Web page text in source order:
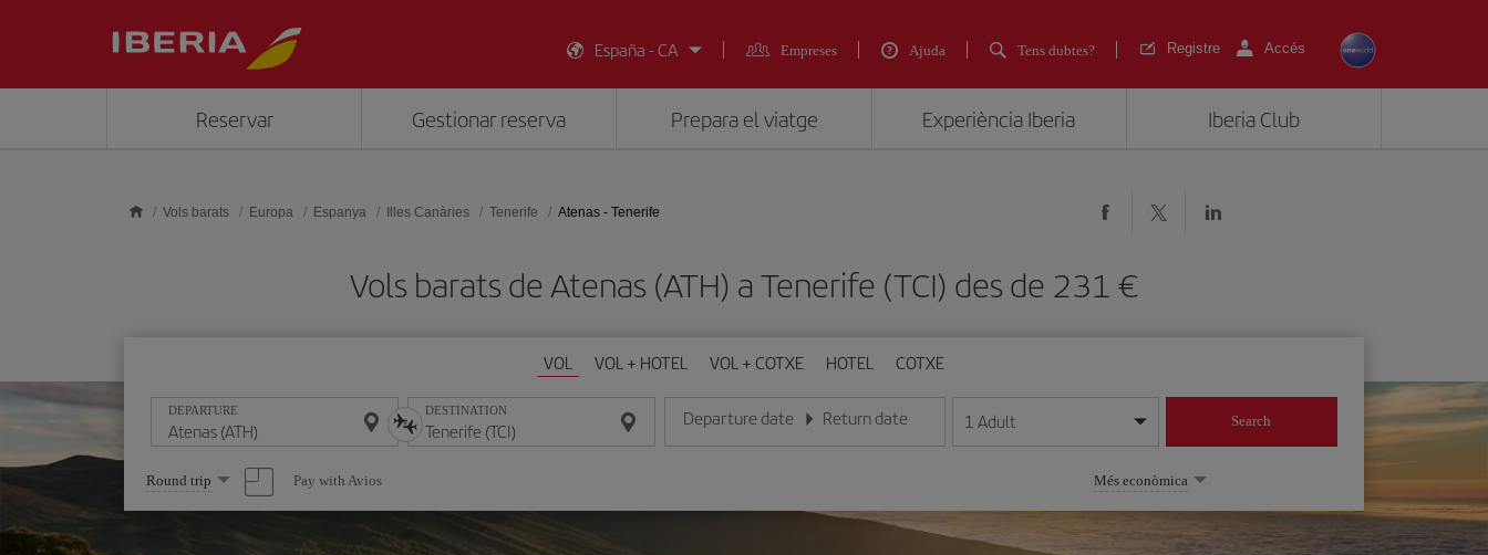
España - CA
Empreses Ajuda Tens dubtes? Registre Accés
Reservar Gestionar reserva Prepara el viatge Experiència Iberia Iberia Club
Vols barats Europa Espanya Illes Canàries Tenerife Atenas - Tenerife
Vols barats de Atenas (ATH) a Tenerife (TCI) des de 231
VOL VOL + HOTEL VOL + COTXE HOTEL COTXE
DEPARTURE DESTINATION Departure date
Introduce la fecha en format dia/mes/any
Return date
Introduce la fecha en format dia/mes/any
1 Adult Search
Select
one
option
Round trip Pay with Avios Més econòmica